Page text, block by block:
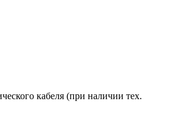
кабеля (при наличии тех.